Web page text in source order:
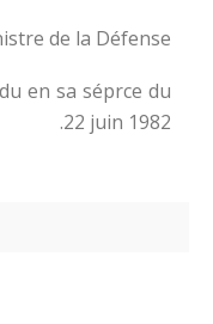
de la Défense ;
en sa séprce du
22 juin 1982.